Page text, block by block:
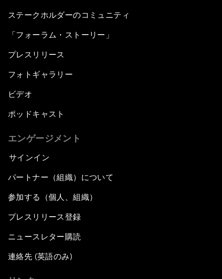
ステークホルダーのコミュニティ
「フォーラム・ストーリー」
プレスリリース
フォトギャラリー
ビデオ
ポッドキャスト
エンゲージメント
サインイン
パートナー（組織）について
参加する（個人、組織）
プレスリリース登録
ニュースレター購読
連絡先 (英語のみ)